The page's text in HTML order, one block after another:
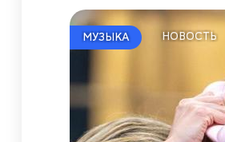
МУЗЫКА НОВОСТЬ